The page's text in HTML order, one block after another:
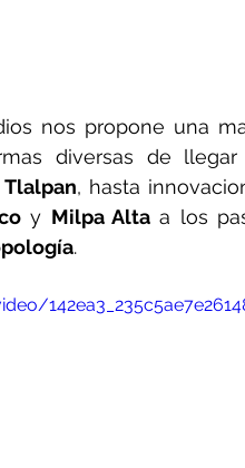
nos propone una
diversas de
Tlalpan, hasta
y Milpa Alta a los
.